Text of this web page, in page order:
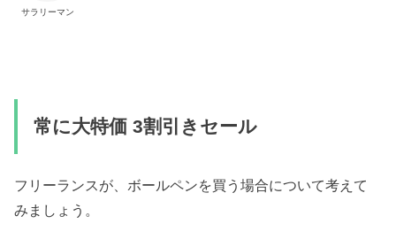
サラリーマン
常に大特価 3割引きセール
フリーランスが、ボールペンを買う場合について考えて
みましょう。